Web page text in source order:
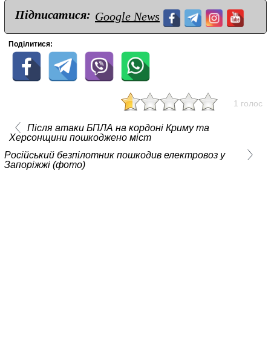
Підписатися: Google News
Поділитися:
1 голос
Після атаки БПЛА на кордоні Криму та
Херсонщини пошкоджено міст
Російський безпілотник пошкодив електровоз у
Запоріжжі (фото)